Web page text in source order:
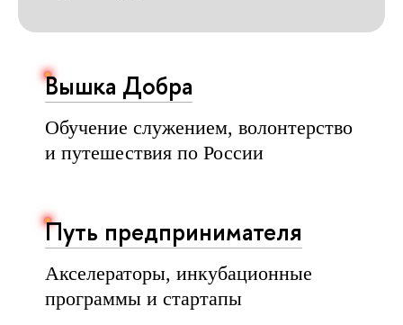
Вышка Добра
Обучение служением, волонтерство
и путешествия по России
Путь предпринимателя
Акселераторы, инкубационные
программы и стартапы